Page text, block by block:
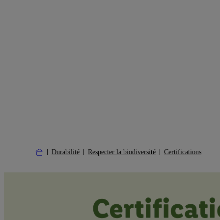
Durabilité Respecter la biodiversité Certifications